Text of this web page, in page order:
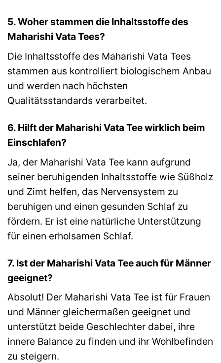
5. Woher stammen die Inhaltsstoffe des
Maharishi Vata Tees?
Die Inhaltsstoffe des Maharishi Vata Tees
stammen aus kontrolliert biologischem Anbau
und werden nach höchsten
Qualitätsstandards verarbeitet.
6. Hilft der Maharishi Vata Tee wirklich beim
Einschlafen?
Ja, der Maharishi Vata Tee kann aufgrund
seiner beruhigenden Inhaltsstoffe wie Süßholz
und Zimt helfen, das Nervensystem zu
beruhigen und einen gesunden Schlaf zu
fördern. Er ist eine natürliche Unterstützung
für einen erholsamen Schlaf.
7. Ist der Maharishi Vata Tee auch für Männer
geeignet?
Absolut! Der Maharishi Vata Tee ist für Frauen
und Männer gleichermaßen geeignet und
unterstützt beide Geschlechter dabei, ihre
innere Balance zu finden und ihr Wohlbefinden
zu steigern.